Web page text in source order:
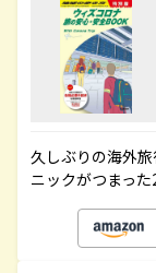
久しぶりの海外
ニックがつまっ